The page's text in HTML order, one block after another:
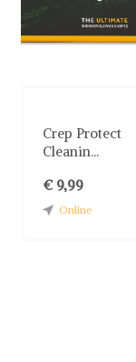
Crep Protect
Cleanin...
€ 9,99
Online